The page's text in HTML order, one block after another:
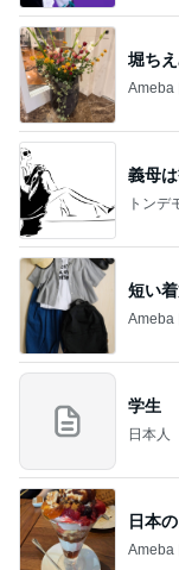
堀ち
Ameba
義母
トンデ
短い
Ameba
学生
日本人
日本
Ameba